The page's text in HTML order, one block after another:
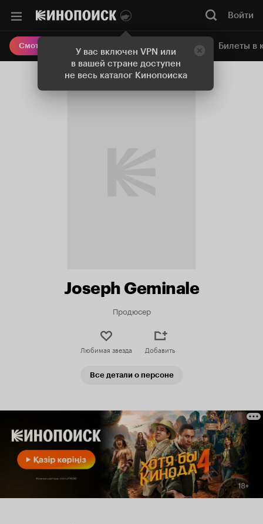
У вас включен VPN или
в вашей стране доступен
не весь каталог Кинопоиска
Войти
Смотреть кино Онлайн-кинотеатр Билеты в
Joseph Geminale
Продюсер
Любимая звезда Добавить
Все детали о персоне